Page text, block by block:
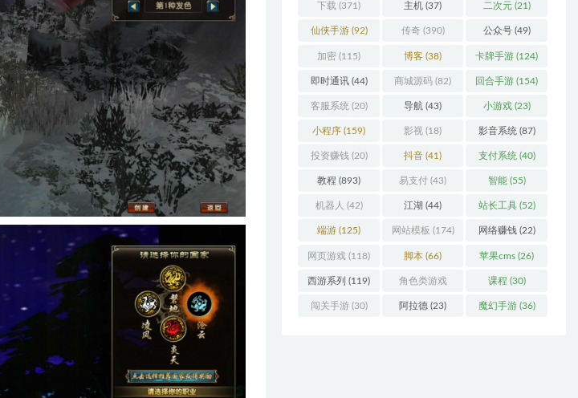
下载 (371) 主机 (37) 二次元(21)
仙侠手游(92) 传奇(390) 公众号(49)
加密 (115) 博客 (38) 卡牌手游 (124)
即时通讯(44) 商城源码 (82) 回合手游 (154)
客服系统 (20) 导航 (43) 小游戏(23)
小程序 (159) 影视 (18) 影音系统 (87)
投资赚钱 (20) 抖音 (41) 支付系统 (40)
教程 (893) 易支付 (43) 智能(55)
机器人 (42) 江湖 (44) 站长工具(52)
端游 (125) 网站模板 (174) 网络赚钱(22)
网页游戏 (118) 脚本 (66) 苹果cms (26)
西游系列 (119) 角色类游戏
(306)
课程 (30)
闯关手游(30) 阿拉德 (23) 魔幻手游(36)